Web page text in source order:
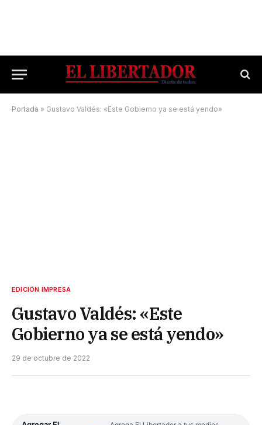
Portada » Gustavo Valdés: «Este Gobierno ya se está yendo»
EDICIÓN IMPRESA
Gustavo Valdés: «Este
Gobierno ya se está yendo»
29 de octubre de 2022